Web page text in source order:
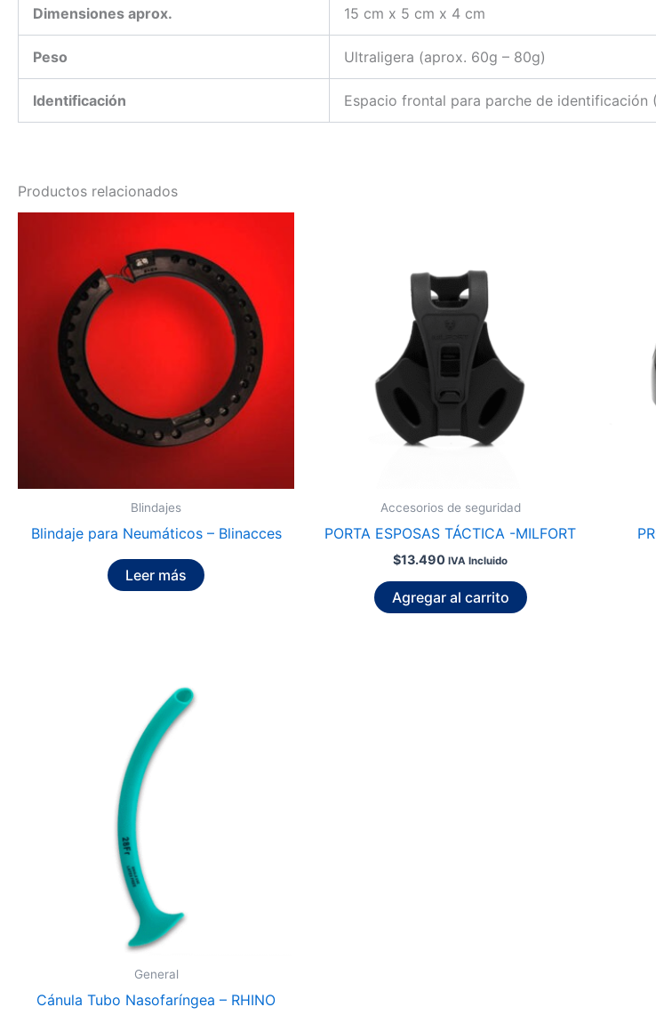
Dimensiones aprox. 15 cm x 5 cm x 4 cm
Peso Ultraligera (aprox. 60g – 80g)
Identificación Espacio frontal para parche de identificación
Productos relacionados
Blindajes
Blindaje para Neumáticos – Blinacces
Leer más
Accesorios de seguridad
PORTA ESPOSAS TÁCTICA -MILFORT
$13.490 IVA Incluido
Agregar al carrito
General
Cánula Tubo Nasofaríngea – RHINO